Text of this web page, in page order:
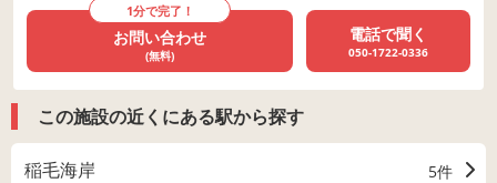
1分で完了！
お問い合わせ
(無料)
電話で聞く
050-1722-0336
この施設の近くにある駅から探す
稲毛海岸 5件